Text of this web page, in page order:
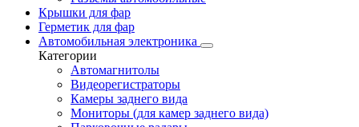
Крышки для фар
Герметик для фар
Автомобильная электроника
Категории
Автомагнитолы
Видеорегистраторы
Камеры заднего вида
Мониторы (для камер заднего вида)